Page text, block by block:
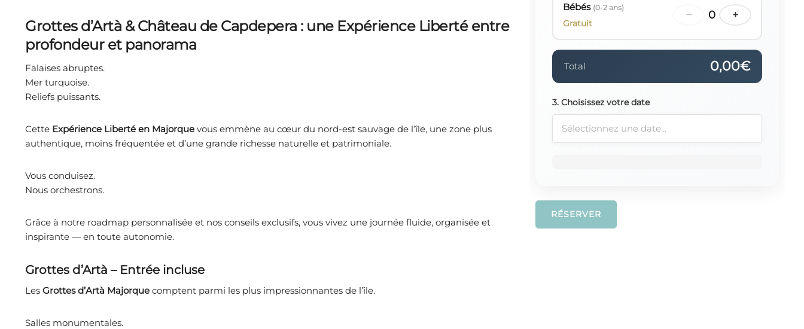
Grottes d’Artà & Château de Capdepera : une Expérience Liberté entre
profondeur et panorama
Falaises abruptes.
Mer turquoise.
Reliefs puissants.
Cette Expérience Liberté en Majorque vous emmène au cœur du nord-est sauvage de l’île, une zone plus
authentique, moins fréquentée et d’une grande richesse naturelle et patrimoniale.
Vous conduisez.
Nous orchestrons.
Grâce à notre roadmap personnalisée et nos conseils exclusifs, vous vivez une journée fluide, organisée et
inspirante — en toute autonomie.
Grottes d’Artà – Entrée incluse
Les Grottes d’Artà Majorque comptent parmi les plus impressionnantes de l’île.
Salles monumentales.
Bébés (0-2 ans)
Gratuit
− 0 +
Total 0,00€
3. Choisissez votre date
RÉSERVER